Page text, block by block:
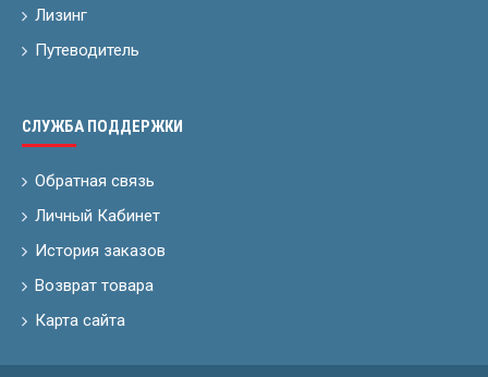
Лизинг
Путеводитель
СЛУЖБА ПОДДЕРЖКИ
Обратная связь
Личный Кабинет
История заказов
Возврат товара
Карта сайта